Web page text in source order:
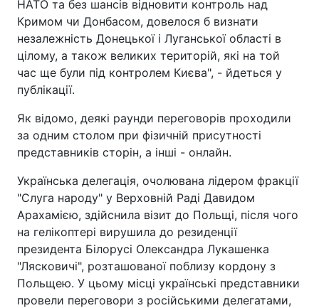
НАТО та без шансів відновити контроль над
Кримом чи Донбасом, довелося б визнати
незалежність Донецької і Луганської області в
цілому, а також великих територій, які на той
час ще були під контролем Києва", - йдеться у
публікації.
Як відомо, деякі раунди переговорів проходили
за одним столом при фізичній присутності
представників сторін, а інші - онлайн.
Українська делегація, очолювана лідером фракції
"Слуга народу" у Верховній Раді Давидом
Арахамією, здійснила візит до Польщі, після чого
на гелікоптері вирушила до резиденції
президента Білорусі Олександра Лукашенка
"Лясковичі", розташованої поблизу кордону з
Польщею. У цьому місці українські представники
провели переговори з російськими делегатами,